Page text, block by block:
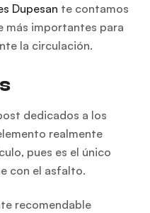
Dupesan te contamos
más importantes para
la circulación.
dedicados a los
realmente
pues es el único
con el asfalto.
recomendable